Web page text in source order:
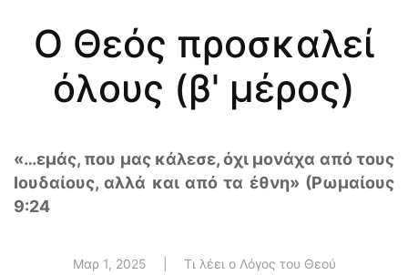
Ο Θεός προσκαλεί
όλους (β' μέρος)
«…εμάς, που μας κάλεσε, όχι μονάχα από τους
Ιουδαίους, αλλά και από τα έθνη» (Ρωμαίους
9:24
Μαρ 1, 2025 Τι λέει ο Λόγος του Θεού